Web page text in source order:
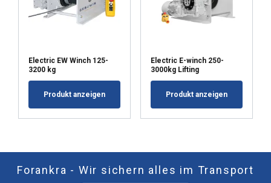
Electric EW Winch 125-
3200 kg
Produkt anzeigen
Electric E-winch 250-
3000kg Lifting
Produkt anzeigen
Forankra - Wir sichern alles im Transport